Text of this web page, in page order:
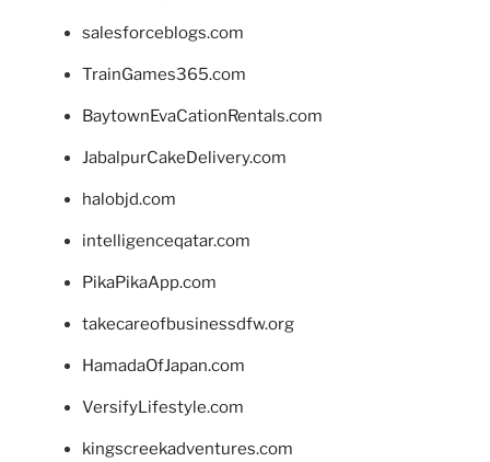
salesforceblogs.com
TrainGames365.com
BaytownEvaCationRentals.com
JabalpurCakeDelivery.com
halobjd.com
intelligenceqatar.com
PikaPikaApp.com
takecareofbusinessdfw.org
HamadaOfJapan.com
VersifyLifestyle.com
kingscreekadventures.com